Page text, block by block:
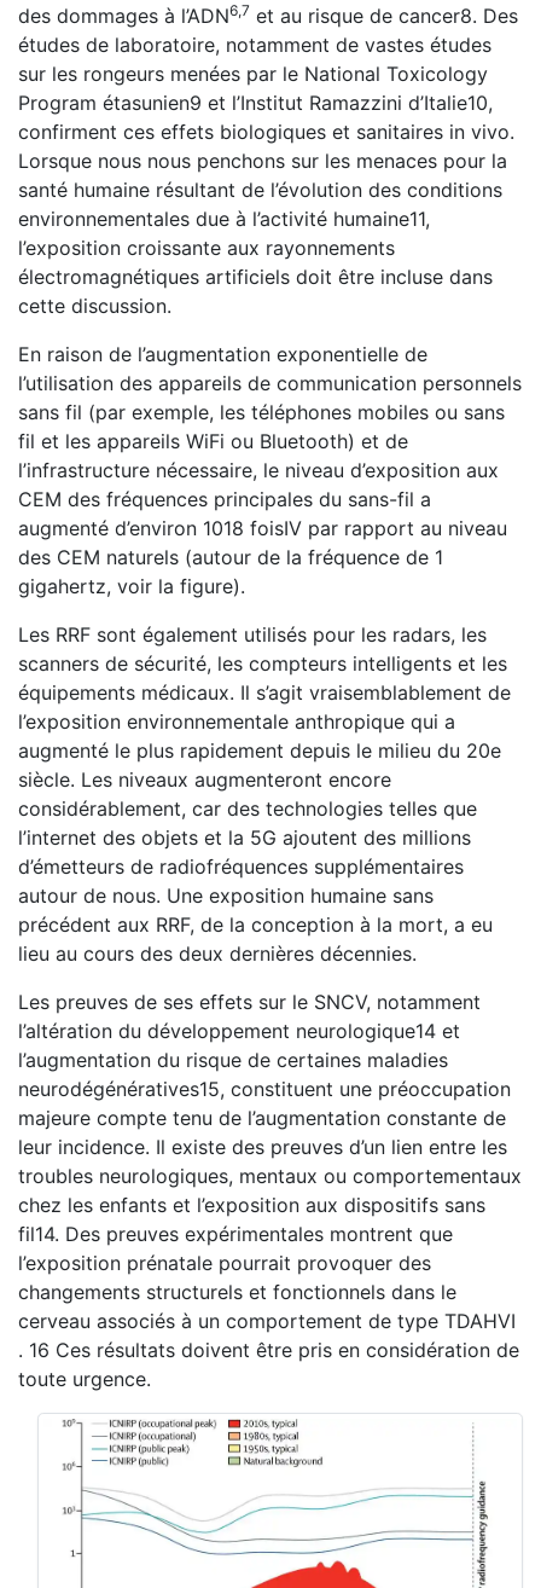
des dommages à l’ADN6,7 et au risque de cancer8. Des
études de laboratoire, notamment de vastes études
sur les rongeurs menées par le National Toxicology
Program étasunien9 et l’Institut Ramazzini d’Italie10,
confirment ces effets biologiques et sanitaires in vivo.
Lorsque nous nous penchons sur les menaces pour la
santé humaine résultant de l’évolution des conditions
environnementales due à l’activité humaine11,
l’exposition croissante aux rayonnements
électromagnétiques artificiels doit être incluse dans
cette discussion.
En raison de l’augmentation exponentielle de
l’utilisation des appareils de communication personnels
sans fil (par exemple, les téléphones mobiles ou sans
fil et les appareils WiFi ou Bluetooth) et de
l’infrastructure nécessaire, le niveau d’exposition aux
CEM des fréquences principales du sans-fil a
augmenté d’environ 1018 foisIV par rapport au niveau
des CEM naturels (autour de la fréquence de 1
gigahertz, voir la figure).
Les RRF sont également utilisés pour les radars, les
scanners de sécurité, les compteurs intelligents et les
équipements médicaux. Il s’agit vraisemblablement de
l’exposition environnementale anthropique qui a
augmenté le plus rapidement depuis le milieu du 20e
siècle. Les niveaux augmenteront encore
considérablement, car des technologies telles que
l’internet des objets et la 5G ajoutent des millions
d’émetteurs de radiofréquences supplémentaires
autour de nous. Une exposition humaine sans
précédent aux RRF, de la conception à la mort, a eu
lieu au cours des deux dernières décennies.
Les preuves de ses effets sur le SNCV, notamment
l’altération du développement neurologique14 et
l’augmentation du risque de certaines maladies
neurodégénératives15, constituent une préoccupation
majeure compte tenu de l’augmentation constante de
leur incidence. Il existe des preuves d’un lien entre les
troubles neurologiques, mentaux ou comportementaux
chez les enfants et l’exposition aux dispositifs sans
fil14. Des preuves expérimentales montrent que
l’exposition prénatale pourrait provoquer des
changements structurels et fonctionnels dans le
cerveau associés à un comportement de type TDAHVI
. 16 Ces résultats doivent être pris en considération de
toute urgence.